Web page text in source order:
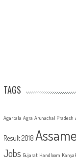
TAGS
Agartala Agra Arunachal Pradesh
Result 2018
Jobs Gujarat Handloom